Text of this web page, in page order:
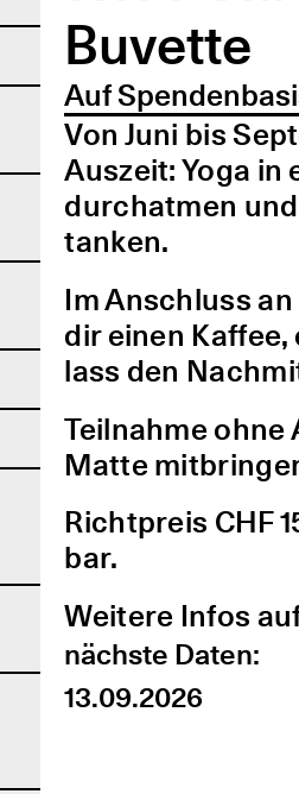
Buvette
Auf
Von Juni bis
Auszeit: Yoga
durchatmen
tanken.
Im Anschluss
dir einen
lass den
Teilnahme
Matte
Richtpreis CHF
bar.
Weitere Infos
nächste Daten:
13.09.2026